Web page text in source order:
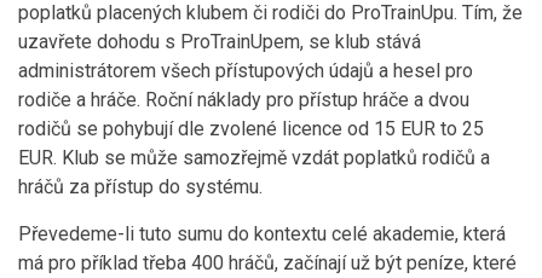
poplatků placených klubem či rodiči do ProTrainUpu. Tím, že
uzavřete dohodu s ProTrainUpem, se klub stává
administrátorem všech přístupových údajů a hesel pro
rodiče a hráče. Roční náklady pro přístup hráče a dvou
rodičů se pohybují dle zvolené licence od 15 EUR to 25
EUR. Klub se může samozřejmě vzdát poplatků rodičů a
hráčů za přístup do systému.
Převedeme-li tuto sumu do kontextu celé akademie, která
má pro příklad třeba 400 hráčů, začínají už být peníze, které